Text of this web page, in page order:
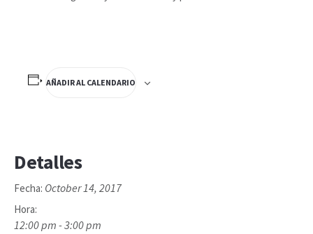
AÑADIR AL CALENDARIO
Detalles
Fecha: October 14, 2017
Hora:
12:00 pm - 3:00 pm